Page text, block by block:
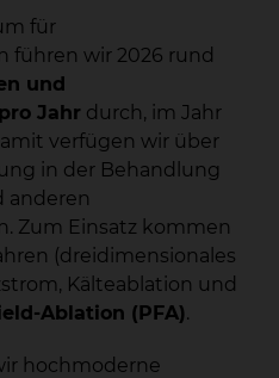
für
führen wir 2026 rund
und
Jahr durch, im Jahr
verfügen wir über
in der Behandlung
anderen
Zum Einsatz kommen
(dreidimensionales
Kälteablation und
Ablation (PFA).
hochmoderne